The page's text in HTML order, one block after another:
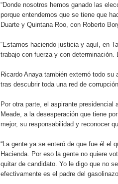
“Donde nosotros hemos ganado las
porque entendemos que se tiene que
Duarte y Quintana Roo, con Roberto
“Estamos haciendo justicia y aquí, en
trabajo con fuerza y con determinación.
Ricardo Anaya también externó todo su
tras descubrir toda una red de
Por otra parte, el aspirante
Meade, a la desesperación que tiene
mejor, su responsabilidad y reconocer
“La gente ya se enteró de que fue él el
Hacienda. Por eso la gente no quiere
quitar de candidato. Yo le digo que no
efectivamente es el padre del